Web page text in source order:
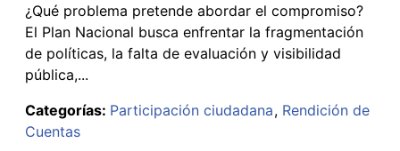
¿Qué problema pretende abordar el compromiso?
El Plan Nacional busca enfrentar la fragmentación
de políticas, la falta de evaluación y visibilidad
pública,...
Categorías: Participación ciudadana Rendición de
Cuentas